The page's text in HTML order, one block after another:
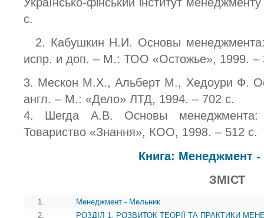
с.
2. Кабушкин Н.И. Основы
испр. и доп. – М.: ТОО «Остожье», 1999. –
3. Мескон М.Х., Альберт М., Хедоури Ф.
англ. – М.: «Дело» ЛТД, 1994. – 702 с.
4. Шегда А.В. Основы
Товариство «Знання», КОО, 1998. – 512 с.
Книга: Менеджмент
ЗМІСТ
1.
Менеджмент - Мельник
2.
РОЗДІЛ 1. РОЗВИТОК ТЕОРІЇ ТА ПРАКТИКИ